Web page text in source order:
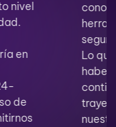
con mayor
etapa es
nuestra
también
aportar al